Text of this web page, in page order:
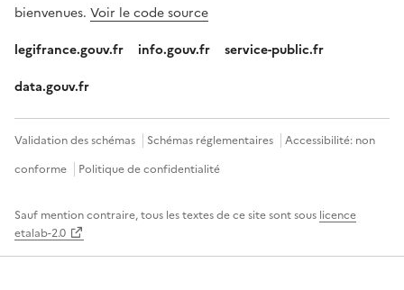
bienvenues. Voir le code source
legifrance.gouv.fr info.gouv.fr service-public.fr
data.gouv.fr
Validation des schémas Schémas réglementaires
Accessibilité: non
conforme
Politique de confidentialité
Sauf mention contraire, tous les textes de ce site sont sous licence
etalab-2.0